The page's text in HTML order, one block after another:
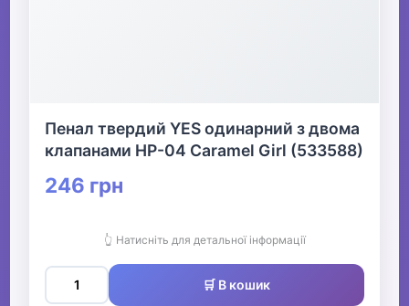
Пенал твердий YES одинарний з двома
клапанами HP-04 Caramel Girl (533588)
246 грн
👆 Натисніть для детальної інформації
🛒 В кошик